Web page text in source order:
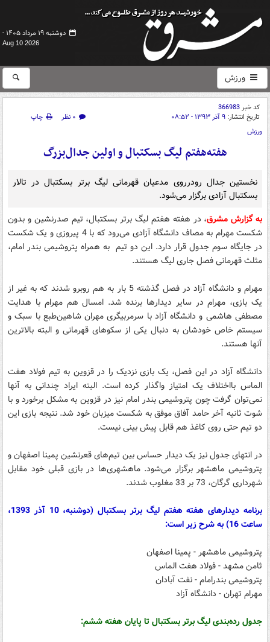
دوشنبه ۱۹ مرداد ۱۴۰۵ -
Aug 10 2026
ورزش
کد خبر366983
تاریخ انتشار: ۹ آذر ۱۳۹۳ - ۰۸:۵۲ ۰ نظر
چاپ
ورزش
هفته‌هفتم لیگ بسکتبال و اولین جدال‌بزرگ
نخستین جدال رودرروی مدعیان قهرمانی لیگ برتر بسکتبال در تالار
بسکتبال آزادی برگزار می‌شود.
به گزارش مشرق، در هفته هفتم لیگ برتر بسکتبال، تیم صدرنشین و بدون
شکست مهرام به مصاف دانشگاه آزادی می‌رود که با 4 پیروزی و یک شکست
در جایگاه سوم جدول قرار دارد. این دو تیم به همراه پتروشیمی بندر امام،
مثلث قهرمانی فصل جاری لیگ هستند.
مهرام و دانشگاه آزاد در فصل گذشته 5 بار به هم روبرو شدند که به غیر از
یک بازی،‌ مهرام در سایر دیدارها برنده شد. امسال هم مهرام با هدایت
مصطفی هاشمی و دانشگاه آزاد با سرمربیگری مهران شاهین‌طبع با سبک و
سیستم خاص خودشان به دنبال یکی از سکوهای قهرمانی و البته بالاترین
آنها هستند.
دانشگاه آزاد در این فصل، یک بازی نزدیک را در قزوین به تیم فولاد هفت
الماس بااختلاف یک امتیاز واگذار کرده است. البته ایراد چندانی به آنها
نمی‌توان گرفت چون پتروشیمی بندر امام نیز در قزوین به مشکل برخورد و با
شوت ثانیه آخر حامد آفاق موفق به شکست میزبان خود شد. نتیجه بازی این
دو تیم حتی روی کاغذ هم قابل پیش بینی نیست.
در انتهای جدول نیز یک دیدار حساس بین تیم‌های قعرنشین پمینا اصفهان و
پتروشیمی ماهشهر برگزار می‌شود. ماهشهری‌ها در بازی قبلی خود مقابل
شهرداری گرگان، 73 بر 33 مغلوب شدند.
برنامه دیدارهای هفته هفتم لیگ برتر بسکتبال (دوشنبه، 10 آذر 1393،
ساعت 16) به شرح زیر است:
پتروشیمی ماهشهر - پمینا اصفهان
ثامن مشهد - فولاد هفت الماس
پتروشیمی بندرامام - نفت آبادان
مهرام تهران - دانشگاه آزاد
جدول رده‌بندی لیگ برتر بسکتبال تا پایان هفته ششم: